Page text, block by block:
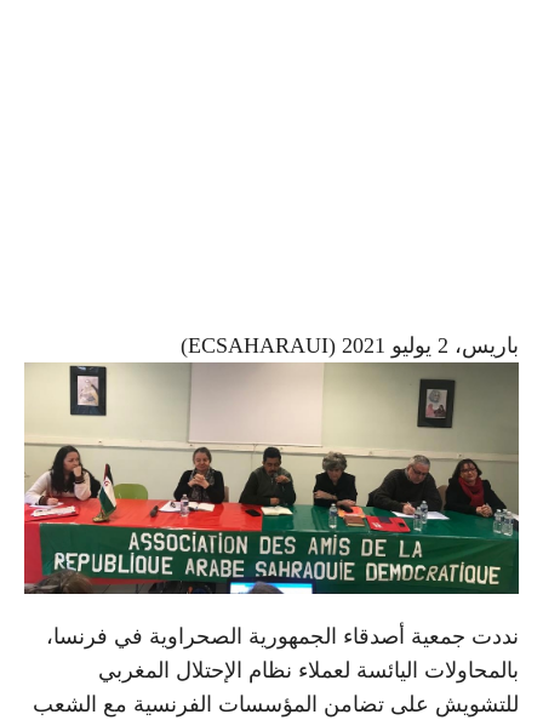
باريس، 2 يوليو 2021 (ECSAHARAUI)
نددت جمعية أصدقاء الجمهورية الصحراوية في فرنسا،
بالمحاولات اليائسة لعملاء نظام الإحتلال المغربي
للتشويش على تضامن المؤسسات الفرنسية مع الشعب